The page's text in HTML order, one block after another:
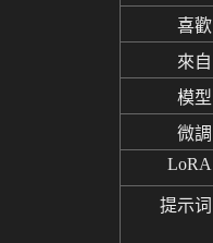
喜歡
來自
模型
微調
LoRA
提示词